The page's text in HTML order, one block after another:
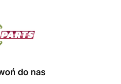
do nas